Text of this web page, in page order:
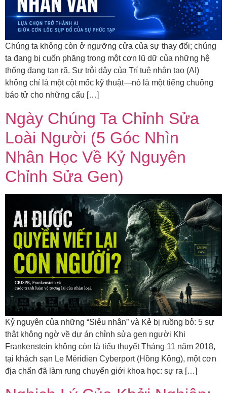
Chúng ta không còn ở ngưỡng cửa của sự thay đổi; chúng
ta đang bị cuốn phăng trong một cơn lũ dữ của những hệ
thống đang tan rã. Sự trỗi dậy của Trí tuệ nhân tạo (AI)
không chỉ là một cột mốc kỹ thuật—nó là một tiếng chuông
báo tử cho những cấu […]
Ngày Chúng Ta Chỉnh Sửa
Loài Người (5 Góc Nhìn
Nhân Học Về Kỷ Nguyên
Chỉnh Sửa Gen)
Kỷ nguyên của những “Siêu nhân” và Kẻ bị ruồng bỏ: 5 sự
thật không ngờ về dự án chỉnh sửa gen người Khi
Frankenstein không còn là tiểu thuyết Tháng 11 năm 2018,
tại khách sạn Le Méridien Cyberport (Hồng Kông), một cơn
địa chấn đã làm rung chuyển giới khoa học: sự ra […]